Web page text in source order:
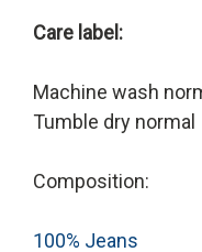
Care label:
Machine wash
Tumble dry normal
Composition:
100% Jeans